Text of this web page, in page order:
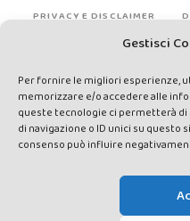
Gestisci
Per fornire le migliori esperienze,
memorizzare e/o accedere alle
queste tecnologie ci permetterà
di navigazione o ID unici su questo
consenso può influire
PRIVACY E DISCLAIMER
rights reserved - Testata
autorizzazione n°1 del 12/04/